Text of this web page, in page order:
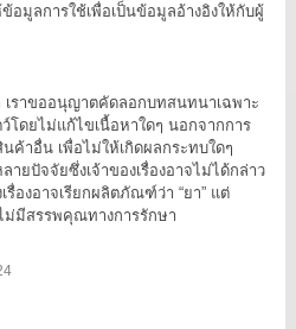
อมูลการใช้เพื่อเป็นข้อมูลอ้างอิงให้กับผู้
เราขออนุญาตคัดลอกบทสนทนาเฉพาะ
โดยไม่แก้ไขเนื้อหาใดๆ นอกจากการ
าอื่น เพื่อไม่ให้เกิดผลกระทบใดๆ
ยปัจจัยซึ่งเจ้าของเรื่องอาจไม่ได้กล่าว
องอาจเรียกผลิตภัณฑ์ว่า “ยา” แต่
ม่มีสรรพคุณทางการรักษา